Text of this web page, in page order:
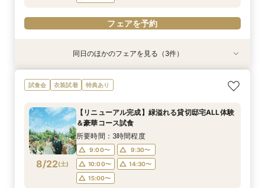
フェアを予約
8/21(金)
【遠方の方◎オンライン相談会】スマホで簡単！
豪華10大特典付き
12:00〜
14:00〜
15:00〜
18:00〜
フェアを予約
衣装試着 特典あり
8/21(金)
【おもてなし重視◎】料理ランクUP＆10大特典
★貸切体験＆相談会
11:00〜
12:00〜
14:00〜
15:00〜
17:30〜
フェアを予約
衣装試着 特典あり
8/21(金)
【1組限定★貸切邸宅】少人数で挙式会食♪New
挙式体験＆豪華試食付き
11:00〜
12:00〜
14:00〜
15:00〜
17:30〜
フェアを予約
同日のほかのフェアを見る（3件）
試食会 衣装試着 特典あり
8/22(土)
【リニューアル完成】緑溢れる貸切邸宅ALL体験
＆豪華コース試食
所要時間：3時間程度
9:00〜
9:30〜
10:00〜
14:30〜
15:00〜